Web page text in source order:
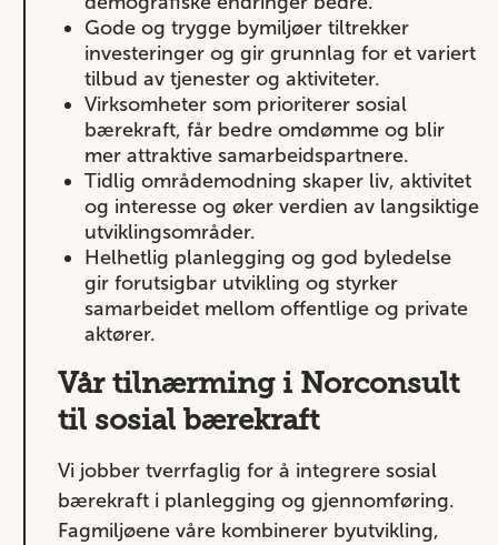
Gode og trygge bymiljøer tiltrekker
investeringer og gir grunnlag for et variert
tilbud av tjenester og aktiviteter.
Virksomheter som prioriterer sosial
bærekraft, får bedre omdømme og blir
mer attraktive samarbeidspartnere.
Tidlig områdemodning skaper liv, aktivitet
og interesse og øker verdien av langsiktige
utviklingsområder.
Helhetlig planlegging og god byledelse
gir forutsigbar utvikling og styrker
samarbeidet mellom offentlige og private
aktører.
Vår tilnærming i Norconsult
til sosial bærekraft
Vi jobber tverrfaglig for å integrere sosial
bærekraft i planlegging og gjennomføring.
Fagmiljøene våre kombinerer byutvikling,